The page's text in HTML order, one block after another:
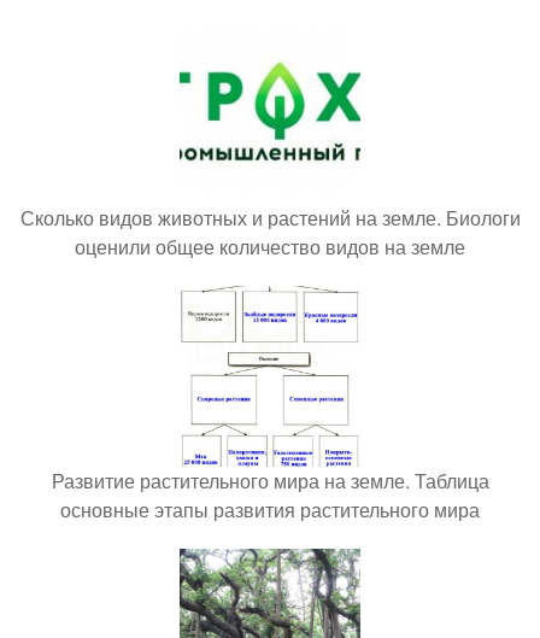
Сколько видов животных и растений на земле. Биологи
оценили общее количество видов на земле
Развитие растительного мира на земле. Таблица
основные этапы развития растительного мира